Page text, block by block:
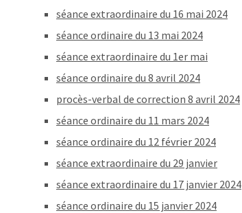
séance extraordinaire du 16 mai 2024
séance ordinaire du 13 mai 2024
séance extraordinaire du 1er mai
séance ordinaire du 8 avril 2024
procès-verbal de correction 8 avril 2024
séance ordinaire du 11 mars 2024
séance ordinaire du 12 février 2024
séance extraordinaire du 29 janvier
séance extraordinaire du 17 janvier 2024
séance ordinaire du 15 janvier 2024